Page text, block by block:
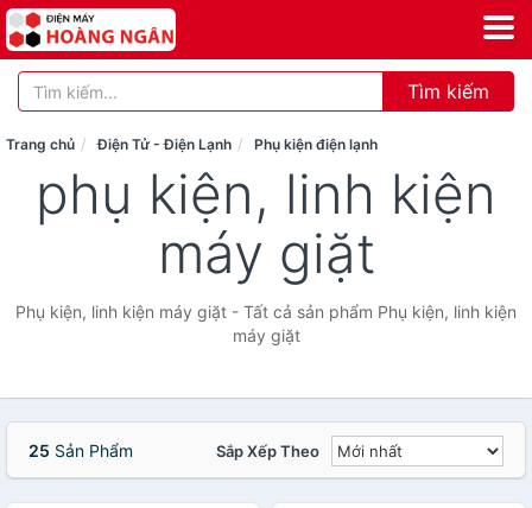
Tìm kiếm
Trang chủ Điện Tử - Điện Lạnh Phụ kiện điện lạnh
phụ kiện, linh kiện
máy giặt
Phụ kiện, linh kiện máy giặt - Tất cả sản phẩm Phụ kiện, linh kiện
máy giặt
25 Sản Phẩm Sắp Xếp Theo